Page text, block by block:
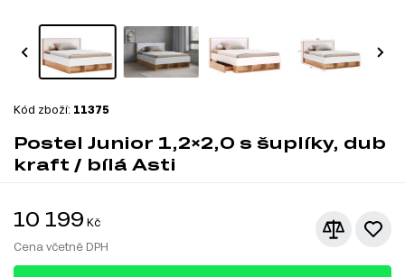
Kód zboží: 11375
Postel Junior 1,2×2,0 s šuplíky, dub
kraft / bílá Asti
10 199 Kč
Cena včetně DPH